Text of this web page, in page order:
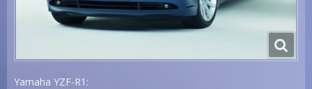
Yamaha YZF-R1: